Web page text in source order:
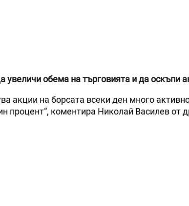
увеличи обема на търговията и да оскъпи
акции на борсата всеки ден много
процент“, коментира Николай Василев от